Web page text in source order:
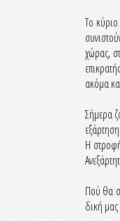
Το
χώρας,
ακόμα
Σήμερα
Η
Πού θα
δική